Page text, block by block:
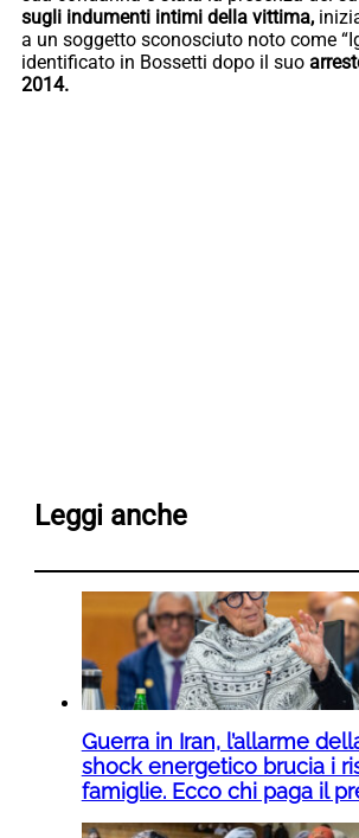
sugli indumenti intimi della vittima,
a un soggetto sconosciuto noto come
identificato in Bossetti dopo il suo
2014.
Leggi anche
Guerra in Iran, l’allarme
shock energetico brucia i
famiglie. Ecco chi paga il